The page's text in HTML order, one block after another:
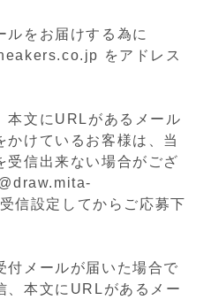
をお届けする為に
をアドレス
文にURLがあるメール
かけているお客様は、当
受信出来ない場合がござ
信設定してからご応募下
メールが届いた場合で
、本文にURLがあるメー